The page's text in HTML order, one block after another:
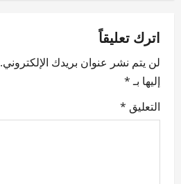
v
i
g
a
اترك تعليقاً
لن يتم نشر عنوان بريدك الإلكتروني.
إليها بـ*
التعليق *